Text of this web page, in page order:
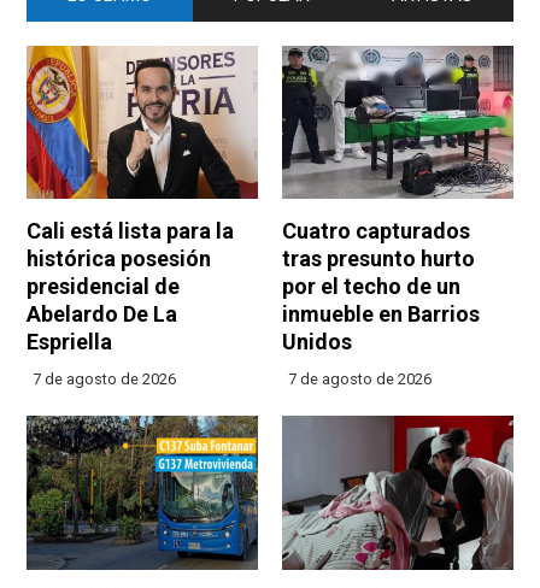
Cali está lista para la
histórica posesión
presidencial de
Abelardo De La
Espriella
7 de agosto de 2026
Cuatro capturados
tras presunto hurto
por el techo de un
inmueble en Barrios
Unidos
7 de agosto de 2026